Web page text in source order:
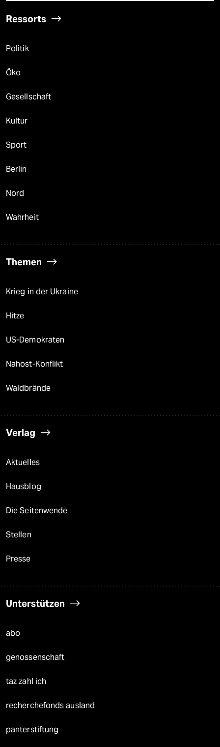
Ressorts
Politik
Öko
Gesellschaft
Kultur
Sport
Berlin
Nord
Wahrheit
Themen
Krieg in der Ukraine
Hitze
US-Demokraten
Nahost-Konflikt
Waldbrände
Verlag
Aktuelles
Hausblog
Die Seitenwende
Stellen
Presse
Unterstützen
abo
genossenschaft
taz zahl ich
recherchefonds ausland
panterstiftung